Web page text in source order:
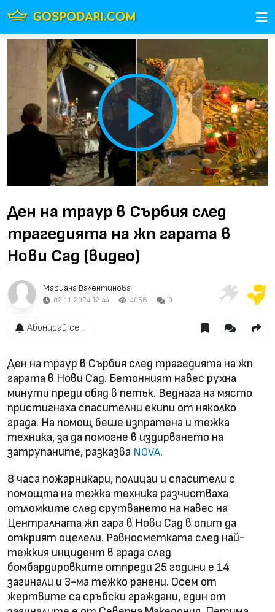
Play
Video
Ден на траур в Сърбия след
трагедията на жп гарата в
Нови Сад (видео)
Мариана Валентинова
02.11.2024 12:44 4058 0
Абонирай се...
Ден на траур в Сърбия след трагедията на жп
гарата в Нови Сад. Бетонният навес рухна
минути преди обяд в петък. Веднага на място
пристигнаха спасителни екипи от няколко
града. На помощ беше изпратена и тежка
техника, за да помогне в издирването на
затрупаните, разказва NOVA.
8 часа пожарникари, полицаи и спасители с
помощта на тежка техника разчистваха
отломките след срутването на навес на
Централната жп гара в Нови Сад в опит да
открият оцелели. Равносметката след най-
тежкия инцидент в града след
бомбардировките отпреди 25 години е 14
загинали и 3-ма тежко ранени. Осем от
жертвите са сръбски граждани, един от